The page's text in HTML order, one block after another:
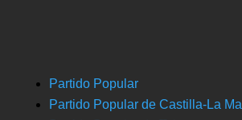
Partido Popular
Partido Popular de Castilla-La